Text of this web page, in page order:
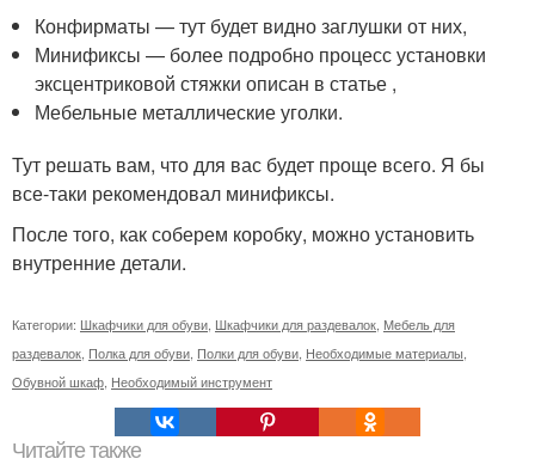
Конфирматы — тут будет видно заглушки от них,
Минификсы — более подробно процесс установки
эксцентриковой стяжки описан в статье ,
Мебельные металлические уголки.
Тут решать вам, что для вас будет проще всего. Я бы
все-таки рекомендовал минификсы.
После того, как соберем коробку, можно установить
внутренние детали.
Категории: Шкафчики для обуви Шкафчики для раздевалок Мебель для
раздевалок Полка для обуви Полки для обуви Необходимые материалы
Обувной шкаф Необходимый инструмент
Читайте также